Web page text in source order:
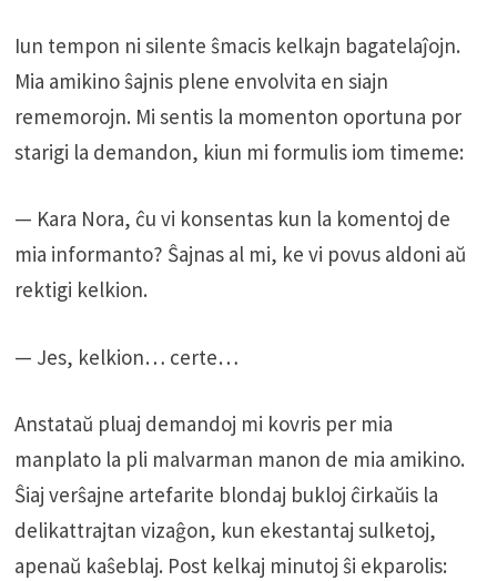
Iun tempon ni silente ŝmacis kelkajn bagatelaĵojn.
Mia amikino ŝajnis plene envolvita en siajn
rememorojn. Mi sentis la momenton oportuna por
starigi la demandon, kiun mi formulis iom timeme:
— Kara Nora, ĉu vi konsentas kun la komentoj de
mia informanto? Ŝajnas al mi, ke vi povus aldoni aŭ
rektigi kelkion.
— Jes, kelkion… certe…
Anstataŭ pluaj demandoj mi kovris per mia
manplato la pli malvarman manon de mia amikino.
Ŝiaj verŝajne artefarite blondaj bukloj ĉirkaŭis la
delikattrajtan vizaĝon, kun ekestantaj sulketoj,
apenaŭ kaŝeblaj. Post kelkaj minutoj ŝi ekparolis: